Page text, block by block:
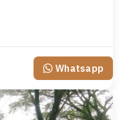
Whatsapp